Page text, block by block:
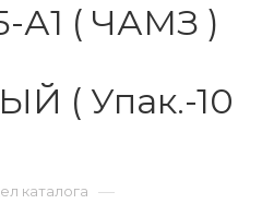
А1 ( ЧАМЗ )
( Упак.-10
каталога —